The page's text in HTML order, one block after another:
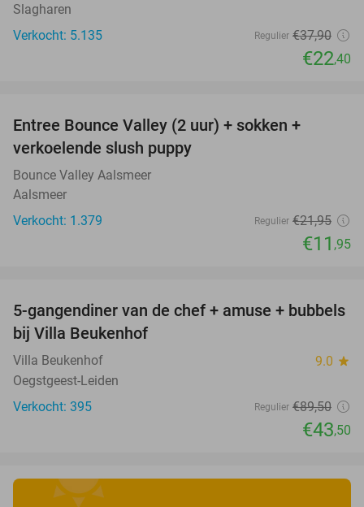
Slagharen
Verkocht: 5.135
Regulier €37,90
€22,40
Entree Bounce Valley (2 uur) + sokken +
verkoelende slush puppy
Bounce Valley Aalsmeer
Aalsmeer
Verkocht: 1.379
Regulier €21,95
€11 ,95
51%
5-gangendiner van de chef + amuse + bubbels
bij Villa Beukenhof
Villa Beukenhof 9.0 star
Oegstgeest-Leiden
Verkocht: 395
Regulier €89,50
€43,50